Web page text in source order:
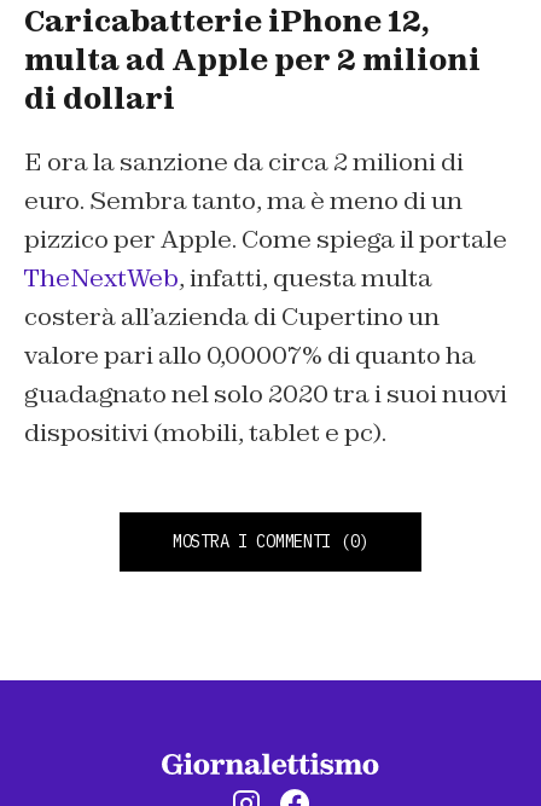
Caricabatterie iPhone 12,
multa ad Apple per 2 milioni
di dollari
E ora la sanzione da circa 2 milioni di
euro. Sembra tanto, ma è meno di un
pizzico per Apple. Come spiega il portale
TheNextWeb, infatti, questa multa
costerà all’azienda di Cupertino un
valore pari allo 0,00007% di quanto ha
guadagnato nel solo 2020 tra i suoi nuovi
dispositivi (mobili, tablet e pc).
MOSTRA I COMMENTI (0)